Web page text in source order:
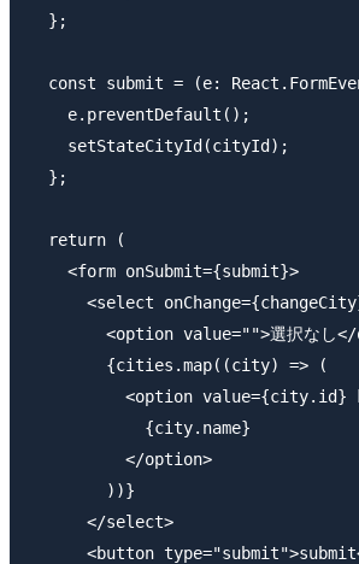
  };
const submit = (e:
    e.preventDefault();
    setStateCityId(cityId);
  };
  return (
    <form onSubmit={submit}>
<select
<option value="">選択なし
        {cities.map((city) => (
<option value={city.id}
            {city.name}
          </option>
        ))}
      </select>
<button